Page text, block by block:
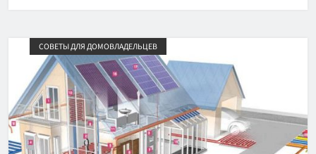
СОВЕТЫ ДЛЯ ДОМОВЛАДЕЛЬЦЕВ